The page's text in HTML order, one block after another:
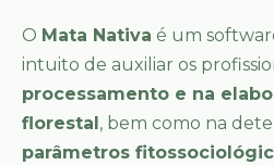
O Mata Nativa é um
intuito de auxiliar os
processamento e na
florestal, bem como na
parâmetros